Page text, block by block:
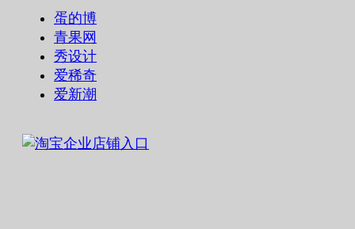
蛋的博
青果网
秀设计
爱稀奇
爱新潮